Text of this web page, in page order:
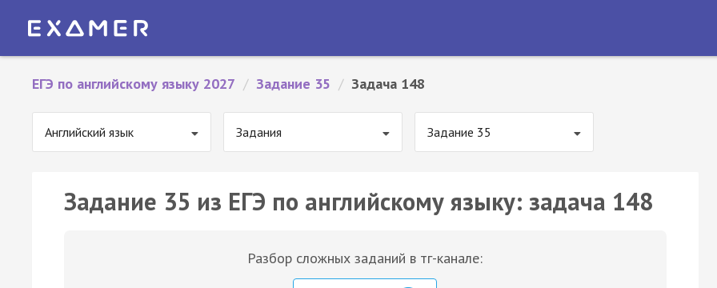
ЕГЭ по английскому языку 2027 / Задание 35 / Задача 148
Английский язык Задания Задание 35
Задание 35 из ЕГЭ по английскому языку: задача 148
Разбор сложных заданий в тг-канале: